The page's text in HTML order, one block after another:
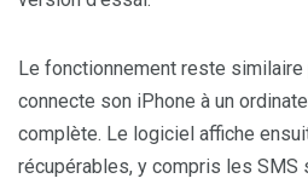
Le fonctionnement reste similaire
connecte son iPhone à un
complète. Le logiciel affiche
récupérables, y compris les SMS